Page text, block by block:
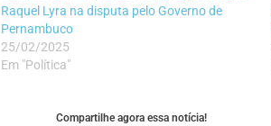
Raquel Lyra na disputa pelo Governo de
Pernambuco
25/02/2025
Em "Política"
Compartilhe agora essa notícia!